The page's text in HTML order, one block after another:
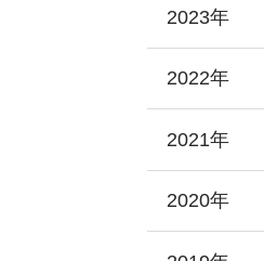
2023年
2022年
2021年
2020年